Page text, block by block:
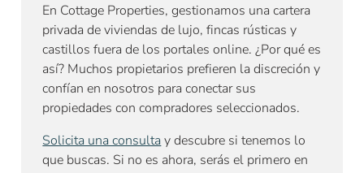
En Cottage Properties, gestionamos una cartera
privada de viviendas de lujo, fincas rústicas y
castillos fuera de los portales online. ¿Por qué es
así? Muchos propietarios prefieren la discreción y
confían en nosotros para conectar sus
propiedades con compradores seleccionados.
Solicita una consultay descubre si tenemos lo
que buscas. Si no es ahora, serás el primero en